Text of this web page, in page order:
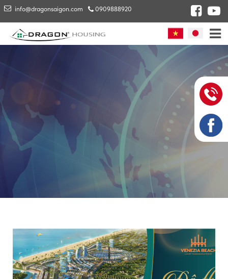
info@dragonsaigon.com 0909888920